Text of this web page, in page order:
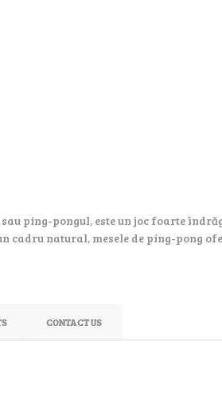
sau ping-pongul, este un joc foarte
cadru natural, mesele de ping-pong
CONTACT US